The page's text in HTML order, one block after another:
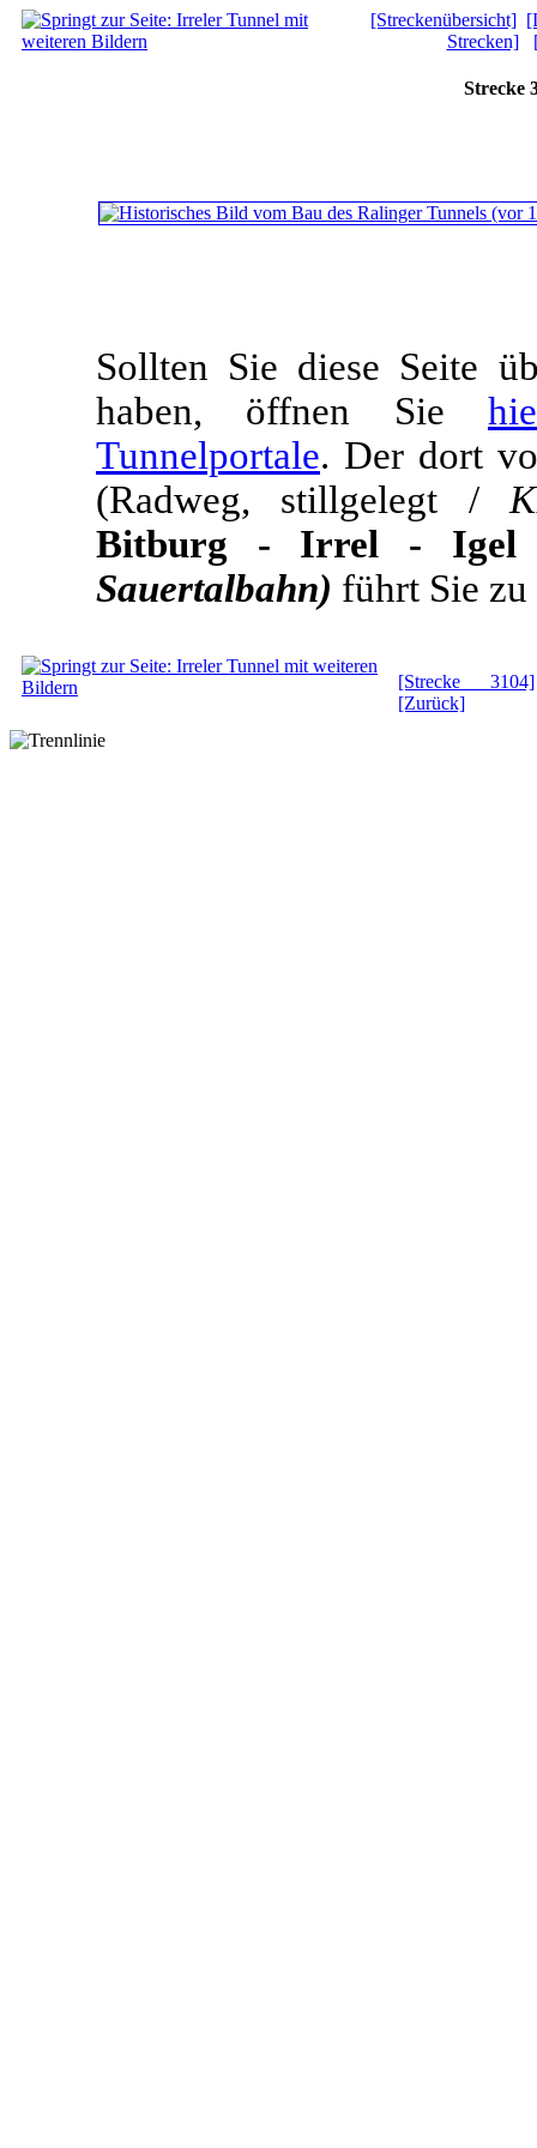
[Streckenübersicht]
Strecken]
Strecke
Sollten Sie diese Seite
haben, öffnen Sie
Tunnelportale. Der dort
(Radweg, stillgelegt /
Bitburg - Irrel -
Sauertalbahn) führt Sie
[Strecke 3104]
[Zurück]